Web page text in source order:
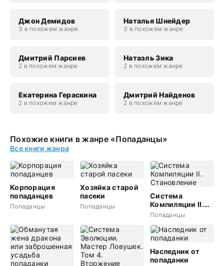
Джон Демидов
3 в похожем жанре
Наталья Шнейдер
3 в похожем жанре
Дмитрий Парсиев
2 в похожем жанре
Натаэль Зика
2 в похожем жанре
Екатерина Гераскина
2 в похожем жанре
Дмитрий Найденов
2 в похожем жанре
Похожие книги в жанре «Попаданцы»
Все книги жанра
Корпорация
попаданцев
Попаданцы
Хозяйка старой
пасеки
Попаданцы
Система
Компиляции II.
Становление
Попаданцы
Наследник от
попаданки